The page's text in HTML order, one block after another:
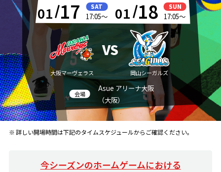
01 17 SAT
17:05～
1月17日（土） 17:05試合開始
01 18 SUN
17:05～
1月18日（日）
大阪マーヴェラス
VS
岡山シーガルズ
Asue アリーナ大阪
（大阪）
詳しい開場時間は下記のタイムスケジュールからご確認ください。
今シーズンのホームゲームにおける